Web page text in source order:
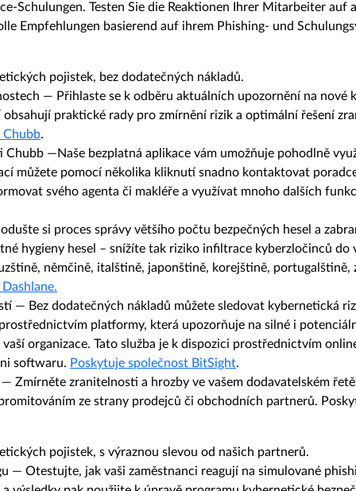
Schulungen. Testen Sie die Reaktionen Ihrer Mitarbeiter
Empfehlungen basierend auf ihrem Phishing- und
pojistek, bez dodatečných nákladů.
— Přihlaste se k odběru aktuálních upozornění na
praktické rady pro zmírnění rizik a optimální řešení
Chubb.​
Chubb —Naše bezplatná aplikace vám umožňuje pohodlně
můžete pomocí několika kliknutí snadno kontaktovat
svého agenta či makléře a využívat mnoho dalších
si proces správy většího počtu bezpečných hesel a
hygieny hesel – snížíte tak riziko infiltrace kyberzločinců do
němčině, italštině, japonštině, korejštině, portugalštině,
— Bez dodatečných nákladů můžete sledovat kybernetická
platformy, která upozorňuje na silné i
organizace. Tato služba je k dispozici prostřednictvím
softwaru. Poskytuje společnost BitSight.​
Zmírněte zranitelnosti a hrozby ve vašem dodavatelském
ze strany prodejců či obchodních partnerů.
pojistek, s výraznou slevou od našich partnerů.​
— Otestujte, jak vaši zaměstnanci reagují na simulované